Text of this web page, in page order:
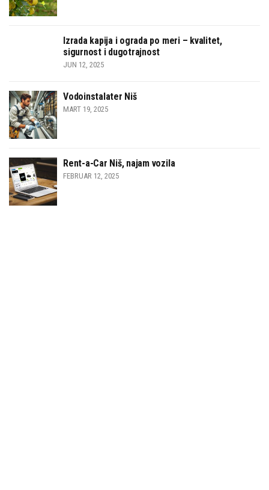
Izrada kapija i ograda po meri – kvalitet,
sigurnost i dugotrajnost
JUN 12, 2025
Vodoinstalater Niš
MART 19, 2025
Rent-a-Car Niš, najam vozila
FEBRUAR 12, 2025